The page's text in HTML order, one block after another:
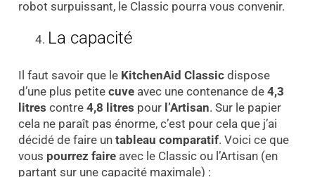
robot surpuissant, le Classic pourra vous convenir.
La capacité
Il faut savoir que le KitchenAid Classicdispose
d’une plus petite cuveavec une contenance de 4,3
litres contre 4,8 litres pour l’Artisan. Sur le papier
cela ne paraît pas énorme, c’est pour cela que j’ai
décidé de faire un tableau comparatif. Voici ce que
vous pourrez faireavec le Classic ou l’Artisan (en
partant sur une capacité maximale) :